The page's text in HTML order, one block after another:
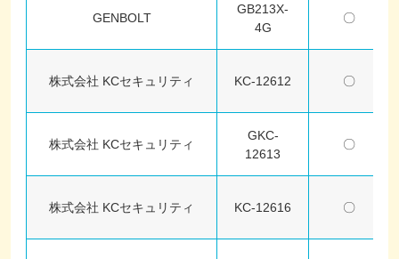
GENBOLT
GB213X-
4G
〇
株式会社 KCセキュリティ KC-12612 〇
株式会社 KCセキュリティ
GKC-
12613
〇
株式会社 KCセキュリティ KC-12616 〇